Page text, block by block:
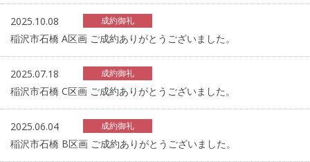
2025.10.08 成約御礼
稲沢市石橋 A区画 ご成約ありがとうございました。
2025.07.18 成約御礼
稲沢市石橋 C区画 ご成約ありがとうございました。
2025.06.04 成約御礼
稲沢市石橋 B区画 ご成約ありがとうございました。